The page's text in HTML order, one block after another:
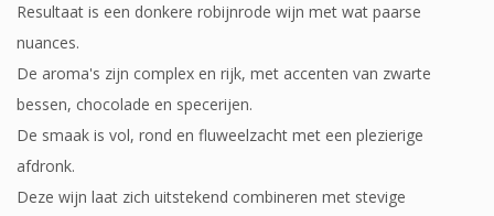
Resultaat is een donkere robijnrode wijn met wat paarse
nuances.
De aroma's zijn complex en rijk, met accenten van zwarte
bessen, chocolade en specerijen.
De smaak is vol, rond en fluweelzacht met een plezierige
afdronk.
Deze wijn laat zich uitstekend combineren met stevige